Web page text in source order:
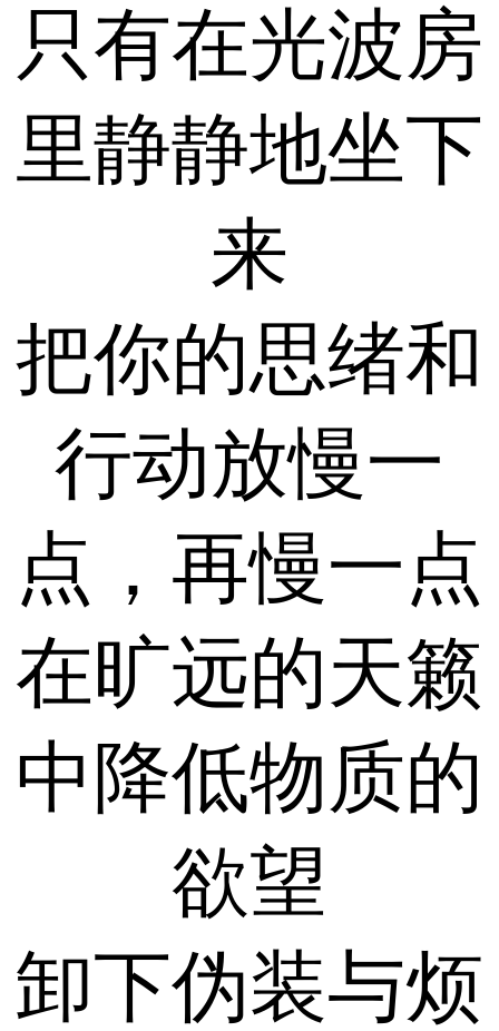
只有在光波房
里静静地坐下
来
把你的思绪和
行动放慢一
点，再慢一点
在旷远的天籁
中降低物质的
欲望
卸下伪装与烦